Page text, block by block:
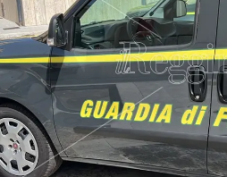
ECONOMIA E LAVORO
EVENTI
SPORT
Streaming